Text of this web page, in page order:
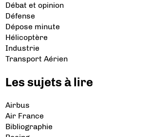
Débat et opinion
Défense
Dépose minute
Hélicoptère
Industrie
Transport Aérien
Les sujets à lire
Airbus
Air France
Bibliographie